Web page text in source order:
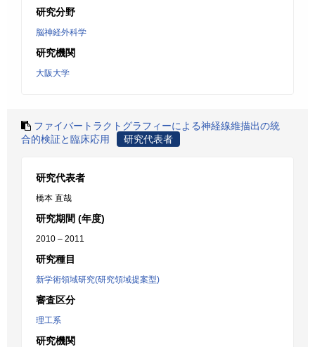
研究分野
脳神経外科学
研究機関
大阪大学
ファイバートラクトグラフィーによる神経線維描出の統
合的検証と臨床応用
研究代表者
研究代表者
橋本 直哉
研究期間 (年度)
2010 – 2011
研究種目
新学術領域研究(研究領域提案型)
審査区分
理工系
研究機関